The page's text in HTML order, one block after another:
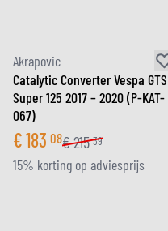
Akrapovic
Catalytic Converter Vespa GTS
Super 125 2017 – 2020 (P-KAT-
067)
€183 08€215 39
15% korting op adviesprijs